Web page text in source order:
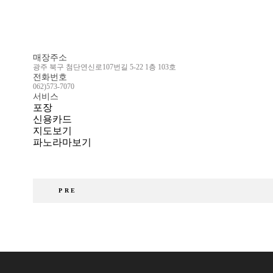
매장주소
광주 북구 첨단연신로107번길 5-22 1층 103호
전화번호
062)573-7070
서비스
포장
신용카드
지도보기
파노라마보기
PRE